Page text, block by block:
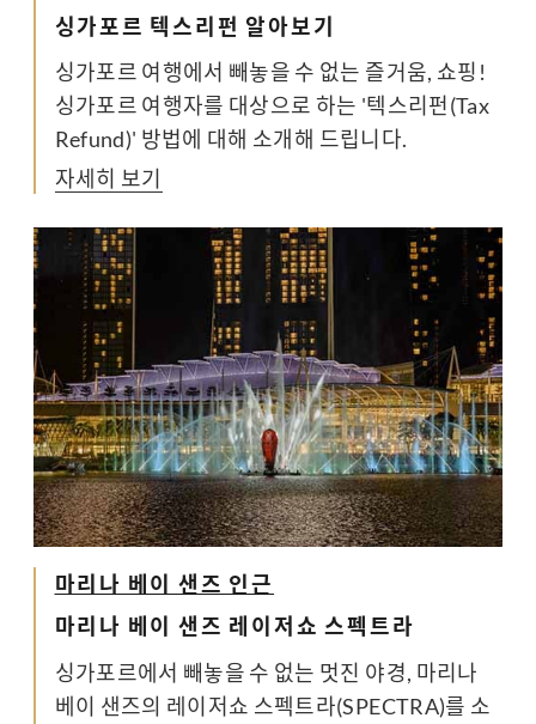
싱가포르 텍스리펀 알아보기
싱가포르 여행에서 빼놓을 수 없는 즐거움, 쇼핑!
싱가포르 여행자를 대상으로 하는 '텍스리펀(Tax
Refund)' 방법에 대해 소개해 드립니다.
자세히 보기
마리나 베이 샌즈 인근
마리나 베이 샌즈 레이저쇼 스펙트라
싱가포르에서 빼놓을 수 없는 멋진 야경, 마리나
베이 샌즈의 레이저쇼 스펙트라(SPECTRA)를 소